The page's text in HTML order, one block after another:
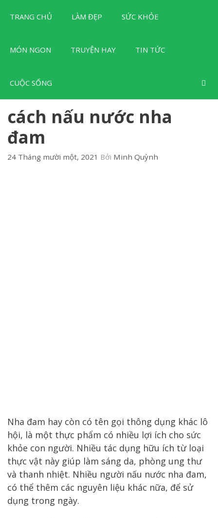
đến
dung
TRANG CHỦ LÀM ĐẸP SỨC KHỎE
MÓN NGON TRUYỆN HAY TIN TỨC
CUỘC SỐNG
cách nấu nước nha
đam
24 Tháng mười một, 2021 Bởi Minh Quỳnh
Nha đam hay còn có tên gọi thông dụng khác lô
hội, là một thực phẩm có nhiều lợi ích cho sức
khỏe con người. Nhiều tác dụng hữu ích từ loại
thực vật này giúp làm sáng da, phòng ung thư
và thanh nhiệt. Nhiều người nấu nước nha đam,
có thể thêm các nguyên liệu khác nữa, để sử
dụng trong ngày.